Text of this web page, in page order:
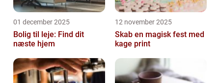
01 december 2025
Bolig til leje: Find dit
næste hjem
12 november 2025
Skab en magisk fest med
kage print